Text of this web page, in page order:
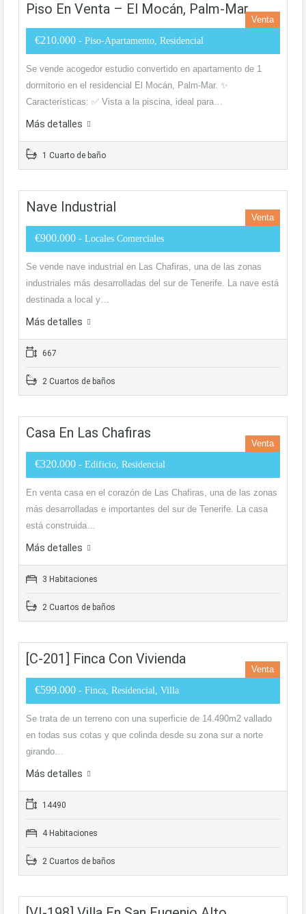
Piso En Venta – El Mocán, Palm-Mar
Venta
€210.000 - Piso-Apartamento, Residencial
Se vende acogedor estudio convertido en apartamento de 1
dormitorio en el residencial El Mocán, Palm-Mar. ✨
Características: ✅ Vista a la piscina, ideal para…
Más detalles
1 Cuarto de baño
Nave Industrial
Venta
€900.000 - Locales Comerciales
Se vende nave industrial en Las Chafiras, una de las zonas
industriales más desarrolladas del sur de Tenerife. La nave está
destinada a local y…
Más detalles
667
2 Cuartos de baños
Casa En Las Chafiras
Venta
€320.000 - Edificio, Residencial
En venta casa en el corazón de Las Chafiras, una de las zonas
más desarrolladas e importantes del sur de Tenerife. La casa
está construida…
Más detalles
3 Habitaciones
2 Cuartos de baños
[C-201] Finca Con Vivienda
Venta
€599.000 - Finca, Residencial, Villa
Se trata de un terreno con una superficie de 14.490m2 vallado
en todas sus cotas y que colinda desde su zona sur a norte
girando…
Más detalles
14490
4 Habitaciones
2 Cuartos de baños